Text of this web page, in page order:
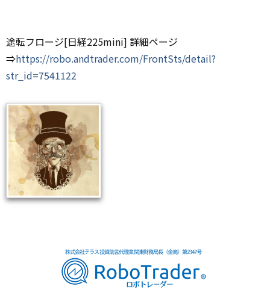
途転フロージ[日経225mini] 詳細ページ
⇒https://robo.andtrader.com/FrontSts/detail?
str_id=7541122